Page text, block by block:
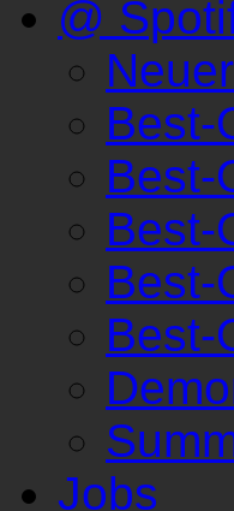
@
Best-
Best-
Best-
Best-
Best-
Jobs